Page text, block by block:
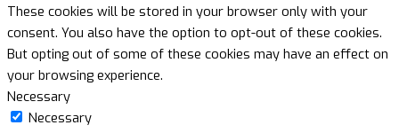
These cookies will be stored in your browser only with your
consent. You also have the option to opt-out of these cookies.
But opting out of some of these cookies may have an effect on
your browsing experience.
Necessary
Necessary